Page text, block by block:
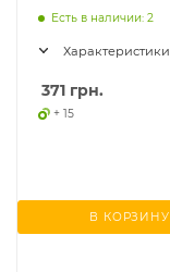
Есть в наличии: 2
Характеристики
371 грн.
+ 15
В КОРЗИНУ